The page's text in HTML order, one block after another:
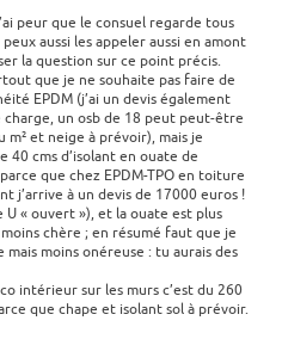
peur que le consuel regarde tous
aussi les appeler aussi en amont
la question sur ce point précis.
que je ne souhaite pas faire de
EPDM (j’ai un devis également
charge, un osb de 18 peut peut-être
et neige à prévoir), mais je
40 cms d’isolant en ouate de
que chez EPDM-TPO en toiture
j’arrive à un devis de 17000 euros !
« ouvert »), et la ouate est plus
chère ; en résumé faut que je
moins onéreuse : tu aurais des
intérieur sur les murs c’est du 260
que chape et isolant sol à prévoir.